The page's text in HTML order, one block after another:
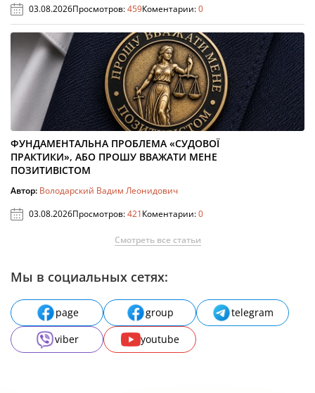
03.08.2026Просмотров:459Коментарии:0
ФУНДАМЕНТАЛЬНА ПРОБЛЕМА «СУДОВОЇ
ПРАКТИКИ», АБО ПРОШУ ВВАЖАТИ МЕНЕ
ПОЗИТИВІСТОМ
Автор: Володарский Вадим Леонидович
03.08.2026Просмотров:421Коментарии:0
Смотреть все статьи
Мы в социальных сетях:
page group
telegram
viber
youtube